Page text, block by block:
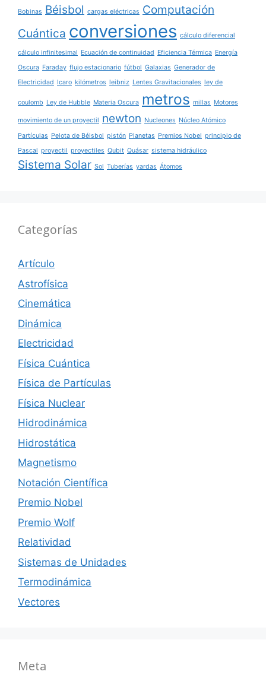
Bobinas Béisbol cargas eléctricas Computación
Cuántica conversiones cálculo diferencial
cálculo infinitesimal Ecuación de continuidad Eficiencia Térmica Energía
Oscura Faraday flujo estacionario fútbol Galaxias Generador de
Electricidad Icaro kilómetros leibniz Lentes Gravitacionales ley de
coulomb Ley de Hubble Materia Oscura metros millas Motores
movimiento de un proyectil newton Nucleones Núcleo Atómico
Partículas Pelota de Béisbol pistón Planetas Premios Nobel principio de
Pascal proyectil proyectiles Qubit Quásar sistema hidráulico
Sistema Solar Sol Tuberías yardas Átomos
Categorías
Artículo
Astrofísica
Cinemática
Dinámica
Electricidad
Física Cuántica
Física de Partículas
Física Nuclear
Hidrodinámica
Hidrostática
Magnetismo
Notación Científica
Premio Nobel
Premio Wolf
Relatividad
Sistemas de Unidades
Termodinámica
Vectores
Meta